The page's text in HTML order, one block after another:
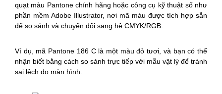
quạt màu Pantone chính hãng hoặc công cụ kỹ thuật số như
phần mềm Adobe Illustrator, nơi mã màu được tích hợp sẵn
để so sánh và chuyển đổi sang hệ CMYK/RGB.
Ví dụ, mã Pantone 186 C là một màu đỏ tươi, và bạn có thể
nhận biết bằng cách so sánh trực tiếp với mẫu vật lý để tránh
sai lệch do màn hình.